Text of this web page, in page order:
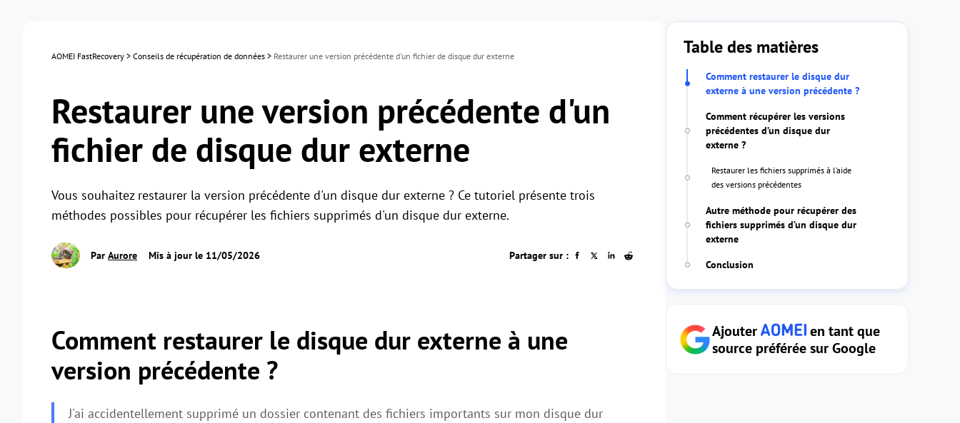
AOMEI FastRecovery > Conseils de récupération de données > Restaurer une version précédente d'un fichier de disque dur externe
Restaurer une version précédente d'un
fichier de disque dur externe
Vous souhaitez restaurer la version précédente d'un disque dur externe ? Ce tutoriel présente trois
méthodes possibles pour récupérer les fichiers supprimés d'un disque dur externe.
Par Aurore Mis à jour le 11/05/2026 Partager sur :
Comment restaurer le disque dur externe à une
version précédente ?
J'ai accidentellement supprimé un dossier contenant des fichiers importants sur mon disque dur
Table des matières
Comment restaurer le disque dur
externe à une version précédente ?
Comment récupérer les versions
précédentes d’un disque dur
externe ?
Restaurer les fichiers supprimés à l’aide
des versions précédentes
Autre méthode pour récupérer des
fichiers supprimés d’un disque dur
externe
Conclusion
Ajouter
en tant que
source préférée sur Google